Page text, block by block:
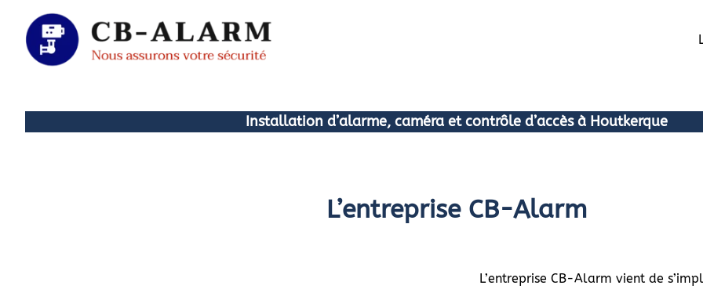
contenu
Installation d’alarme, caméra et contrôle d’accès à Houtkerque
L’entreprise CB-Alarm
L’entreprise CB-Alarm vient de